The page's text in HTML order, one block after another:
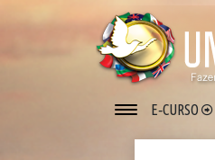
E‑CURSO